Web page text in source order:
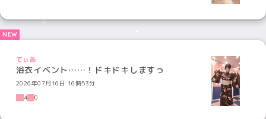
てぃあ
浴衣イベント……！ドキドキしますっ
2026年07月16日 16時53分
4
0